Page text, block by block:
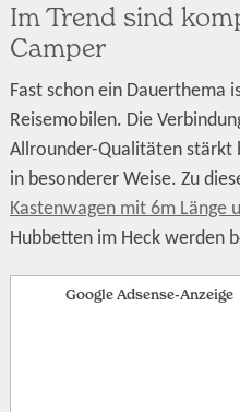
Im Trend sind
Camper
Fast schon ein Dauerthema
Reisemobilen. Die
Allrounder-Qualitäten stärkt
in besonderer Weise. Zu
Kastenwagen mit 6m Länge
Hubbetten im Heck werden
Google Adsense-Anzeige